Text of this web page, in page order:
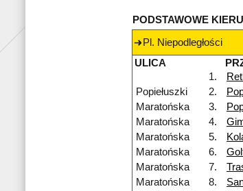
PODSTAWOWE
Pl. Niepodległości
ULICA
1.
Popiełuszki
2.
Maratońska
3.
Maratońska
4.
Maratońska
5.
Maratońska
6.
Maratońska
7.
Maratońska
8.